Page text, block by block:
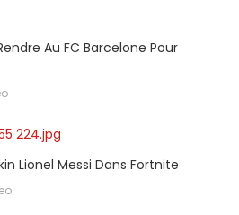
Au FC Barcelone Pour
Lionel Messi Dans Fortnite